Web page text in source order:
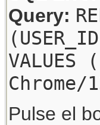
Query:
Pulse el